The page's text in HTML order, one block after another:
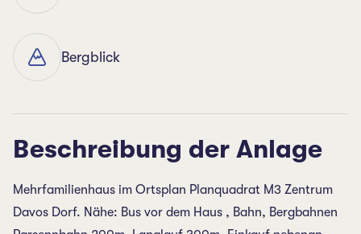
Bergblick
Beschreibung der Anlage
Mehrfamilienhaus im Ortsplan Planquadrat M3 Zentrum
Davos Dorf. Nähe: Bus vor dem Haus , Bahn, Bergbahnen